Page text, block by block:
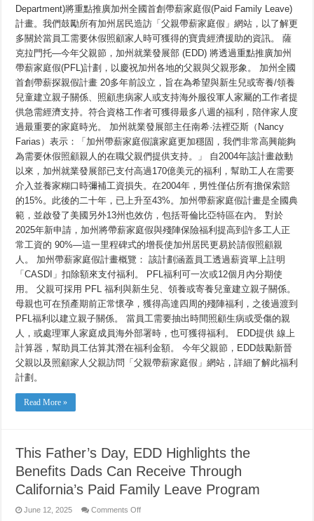
Chương
Trình
Nghỉ
Phép
Có
Lương
Lý
Do
Gia
Đình
Của
California
父
親
節，
加
州
就
業
發
展
部
重
點
介
紹
父
親
可
透
過
加
州
有
薪
家
庭
計
畫
獲
得
福
利
Department)將重點推廣加州全國首創帶薪家庭假(Paid Family Leave)
計畫。我們鼓勵所有加州居民造訪「父親帶薪家庭假」網站，以了解更
多關於當員工需要休假照顧家人時可獲得的寶貴經濟援助的資訊。 薩
克拉門托—今年父親節，加州就業發展部 (EDD) 將透過重點推廣加州
帶薪家庭假(PFL)計劃，以慶祝加州各地的父親與父親形象。 加州全國
首創帶薪探親假計畫 20多年前設立，旨在為希望與新生兒或寄養/領養
兒童建立親子關係、照顧患病家人或支持海外服役軍人家屬的工作者提
供急需經濟支持。符合資格工作者可獲得最多八週的福利，陪伴家人度
過最重要的家庭時光。 加州就業發展部主任南希·法裡亞斯（Nancy
Farias）表示：「加州帶薪家庭假讓家庭更加穩固，我們非常高興能夠
為需要休假照顧親人的在職父親們提供支持。」 自2004年該計畫啟動
以來，加州就業發展部已支付高過170億美元的福利，幫助工人在需要
介入並養家糊口時彌補工資損失。在2004年，男性僅佔所有擔保索賠
的15%。此後的二十年，已上升至43%。加州帶薪家庭假計畫是全國典
範，並啟發了美國另外13州也效仿，包括哥倫比亞特區在內。 對於
2025年新申請，加州將帶薪家庭假與殘陣保險福利提高到許多工人正
常工資的 90%—這一里程碑式的增長使加州居民更易於請假照顧親
人。 加州帶薪家庭假計畫概覽： 該計劃涵蓋員工透過薪資單上註明
「CASDI」扣除額來支付福利。 PFL福利可一次或12個月內分期使
用。 父親可採用 PFL 福利與新生兒、領養或寄養兒童建立親子關係。
母親也可在預產期前正常懷孕，獲得高達四周的殘陣福利，之後過渡到
PFL福利以建立親子關係。 當員工需要抽出時間照顧生病或受傷的親
人，或處理軍人家庭成員海外部署時，也可獲得福利。 EDD提供 線上
計算器，幫助員工估算其潛在福利金額。 今年父親節，EDD鼓勵新晉
父親以及照顧家人父親訪問「父親帶薪家庭假」網站，詳細了解此福利
計劃。
Read More »
This Father’s Day, EDD Highlights the
Benefits Dads Can Receive Through
California’s Paid Family Leave Program
June 12, 2025 Comments Offon